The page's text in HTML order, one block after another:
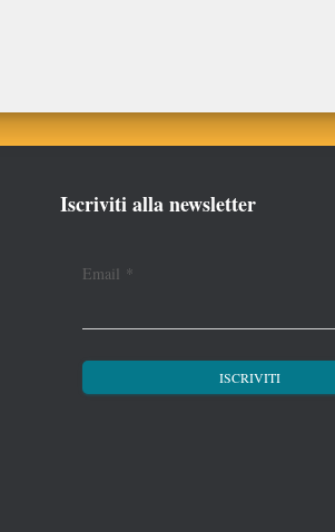
Iscriviti alla newsletter
Email *